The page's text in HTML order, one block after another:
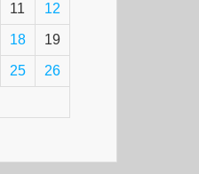
11 12
18 19
25 26